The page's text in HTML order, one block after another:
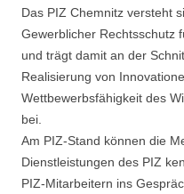
Das PIZ Chemnitz versteht
Gewerblicher Rechtsschutz
und trägt damit an der
Realisierung von
Wettbewerbsfähigkeit des
bei.
Am PIZ-Stand können die
Dienstleistungen des PIZ
PIZ-Mitarbeitern ins